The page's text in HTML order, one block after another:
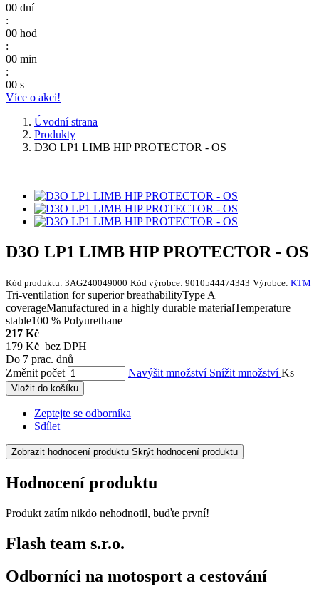
00 dní
:
00 hod
:
00 min
:
00 s
Více o akci!
Úvodní strana
Produkty
D3O LP1 LIMB HIP PROTECTOR - OS
D3O LP1 LIMB HIP PROTECTOR - OS
Kód produktu: 3AG240049000 Kód výrobce: 9010544474343 Výrobce: KTM
Tri-ventilation for superior breathabilityType A
coverageManufactured in a highly durable materialTemperature
stable100 % Polyurethane
217 Kč
179 Kč bez DPH
Do 7 prac. dnů
Změnit počet
Navýšit množství Snížit množstvíKs
Vložit do košíku
Zeptejte se odborníka
Sdílet
Zobrazit hodnocení produktu Skrýt hodnocení produktu
Hodnocení produktu
Produkt zatím nikdo nehodnotil, buďte první!
Flash team s.r.o.
Odborníci na motosport a cestování